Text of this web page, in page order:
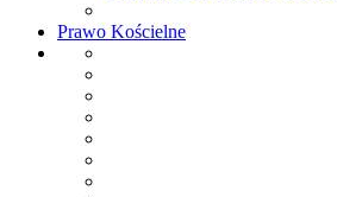
Prawo Kościelne